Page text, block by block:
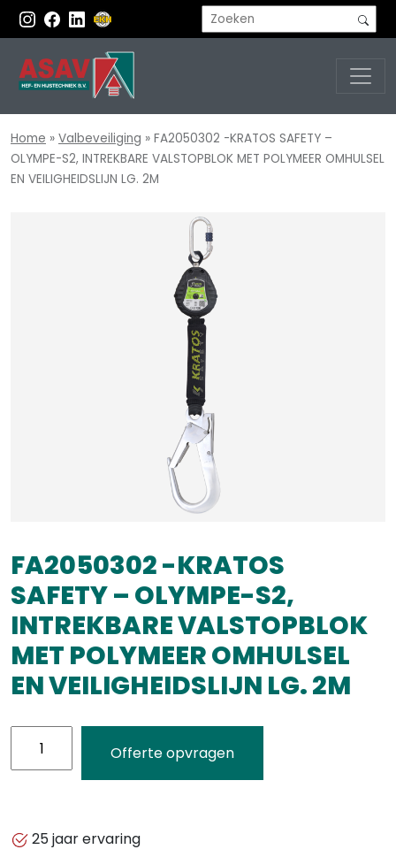
Home » Valbeveiliging » FA2050302 -KRATOS SAFETY –
OLYMPE-S2, INTREKBARE VALSTOPBLOK MET POLYMEER OMHULSEL
EN VEILIGHEIDSLIJN LG. 2M
FA2050302 -KRATOS
SAFETY – OLYMPE-S2,
INTREKBARE VALSTOPBLOK
MET POLYMEER OMHULSEL
EN VEILIGHEIDSLIJN LG. 2M
-
Offerte opvragen
25 jaar ervaring